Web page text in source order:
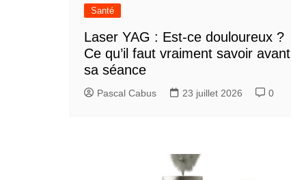
Santé
Laser YAG : Est-ce douloureux ?
Ce qu’il faut vraiment savoir avant
sa séance
Pascal Cabus 23 juillet 2026 0